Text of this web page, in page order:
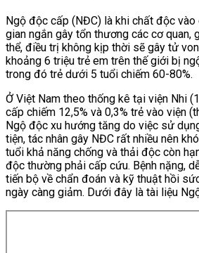
Ngộ độc cấp (NĐC) là khi chất độc
gian ngắn gây tổn thương các cơ quan,
thể, điều trị không kịp thời sẽ gây tử
khoảng 6 triệu trẻ em trên thế giới bị
trong đó trẻ dưới 5 tuổi chiếm 60-80%.
Ở Việt Nam theo thống kê tại viện Nhi
cấp chiếm 12,5% và 0,3% trẻ vào viện
Ngộ độc xu hướng tăng do việc sử
tiện, tác nhân gây NĐC rất nhiều nên
tuổi khả năng chống và thải độc còn
độc thường phải cấp cứu. Bệnh nặng,
tiến bộ về chẩn đoán và kỹ thuật hồi
ngày càng giảm. Dưới đây là tài liệu